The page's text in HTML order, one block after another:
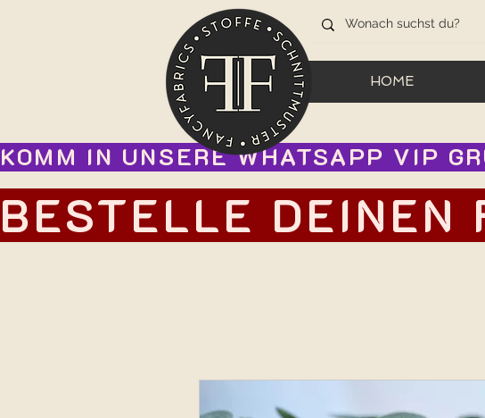
HOME
KOMM IN UNSERE WHATSAPP VIP
BESTELLE